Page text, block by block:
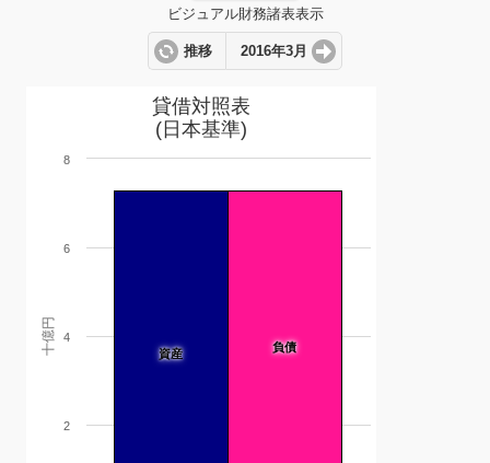
ビジュアル財務諸表表示
推移 2016年3月
十億円
貸借対照表
(日本基準)
資産 負債
2
4
6
8